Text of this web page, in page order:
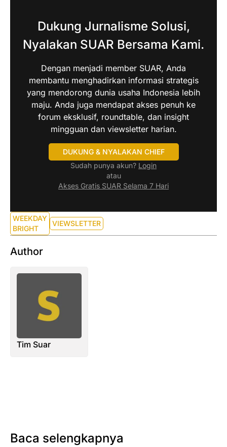
Dukung Jurnalisme Solusi,
Nyalakan SUAR Bersama Kami.
Dengan menjadi member SUAR, Anda
membantu menghadirkan informasi strategis
yang mendorong dunia usaha Indonesia lebih
maju. Anda juga mendapat akses penuh ke
forum eksklusif, roundtable, dan insight
mingguan dan viewsletter harian.
DUKUNG & NYALAKAN CHIEF
Sudah punya akun? Login
atau
Akses Gratis SUAR Selama 7 Hari
WEEKDAY
BRIGHT
VIEWSLETTER
Author
Tim Suar
Baca selengkapnya